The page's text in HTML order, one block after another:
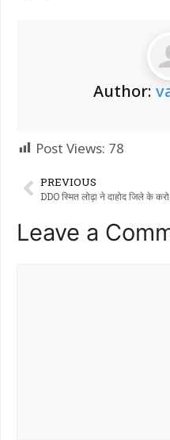
Author:
Post Views: 78
PREVIOUS
Leave a